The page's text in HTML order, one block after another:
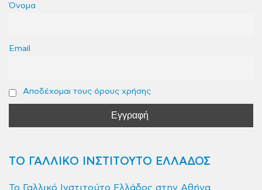
Όνομα
Email
Αποδέχομαι τους όρους χρήσης
ΤΟ ΓΑΛΛΙΚΟ ΙΝΣΤΙΤΟΥΤΟ ΕΛΛΑΔΟΣ
Το Γαλλικό Ινστιτούτο Ελλάδος στην Αθήνα